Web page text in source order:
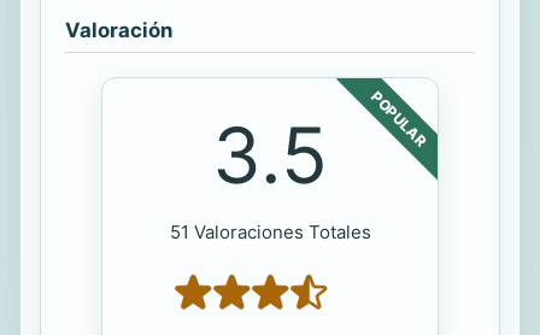
Valoración
POPULAR
3.5
51 Valoraciones Totales